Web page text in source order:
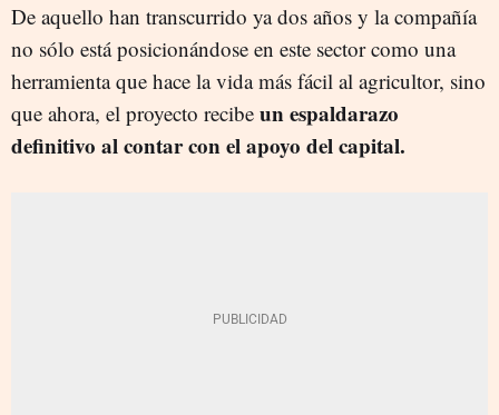
De aquello han transcurrido ya dos años y la compañía
no sólo está posicionándose en este sector como una
herramienta que hace la vida más fácil al agricultor, sino
que ahora, el proyecto recibe un espaldarazo
definitivo al contar con el apoyo del capital.